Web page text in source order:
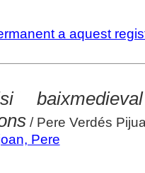
a aquest
/ Pere Verdés
Pere